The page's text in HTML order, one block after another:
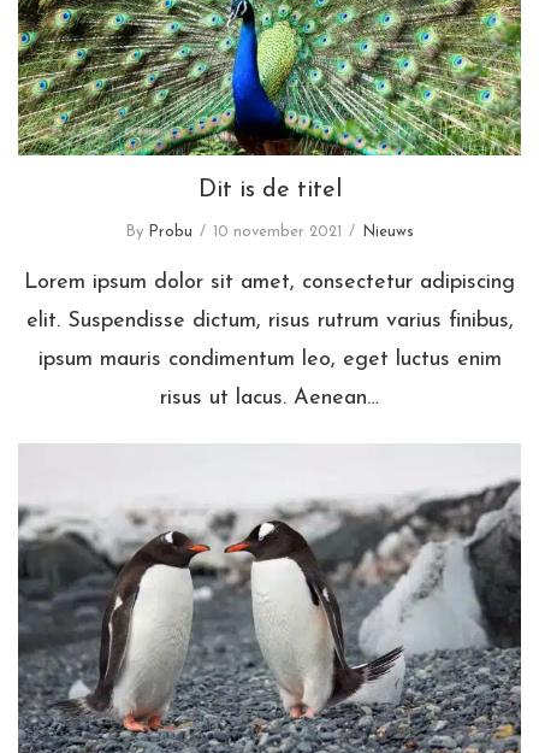
Dit is de titel
By Probu 10 november 2021 Nieuws
Lorem ipsum dolor sit amet, consectetur adipiscing
elit. Suspendisse dictum, risus rutrum varius finibus,
ipsum mauris condimentum leo, eget luctus enim
risus ut lacus. Aenean…
Nieuwsbericht titel